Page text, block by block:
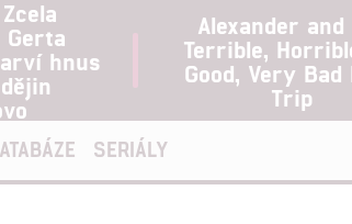
hnus
Alexander
Terrible,
Good, Very Bad
Trip
SERIÁLY